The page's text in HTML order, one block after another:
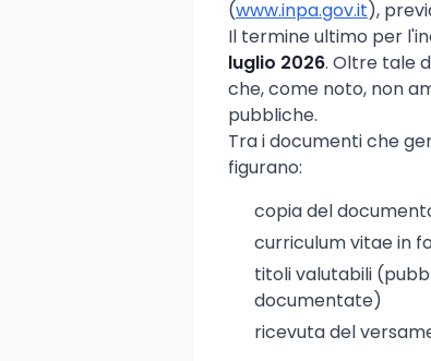
(www.inpa.gov.it),
Il termine ultimo per
luglio 2026. Oltre tale
che, come noto, non
pubbliche.
Tra i documenti che
figurano:
copia del
curriculum vitae in
titoli valutabili
documentate)
ricevuta del